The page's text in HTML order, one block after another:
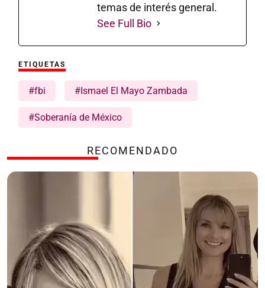
temas de interés general.
See Full Bio
ETIQUETAS
#fbi #Ismael El Mayo Zambada
#Soberanía de México
RECOMENDADO